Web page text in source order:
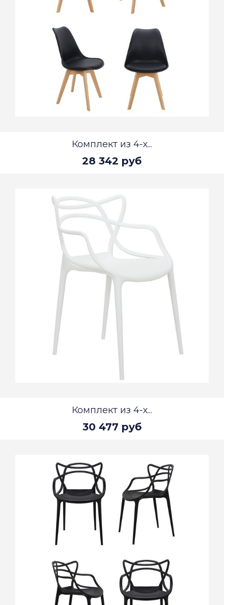
Комплект из 4-х...
28 342 руб
Комплект из 4-х...
30 477 руб